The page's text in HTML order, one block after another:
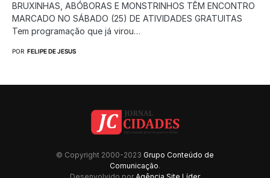
BRUXINHAS, ABÓBORAS E MONSTRINHOS TÊM ENCONTRO
MARCADO NO SÁBADO (25) DE ATIVIDADES GRATUITAS
Tem programação que já virou…
POR FELIPE DE JESUS
© Copyright 2000-2023 Grupo Conteúdo de
Comunicação.